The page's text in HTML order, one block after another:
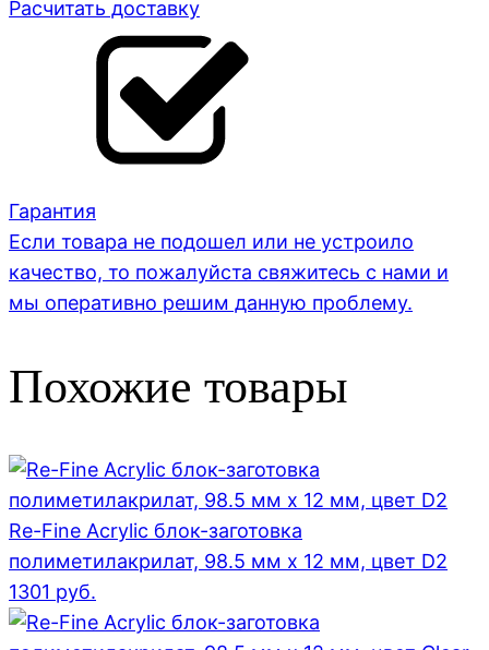
Расчитать доставку
Гарантия
Если товара не подошел или не устроило
качество, то пожалуйста свяжитесь с нами и
мы оперативно решим данную проблему.
Похожие товары
Re-Fine Acrylic блок-заготовка
полиметилакрилат, 98.5 мм x 12 мм, цвет D2
1301 руб.